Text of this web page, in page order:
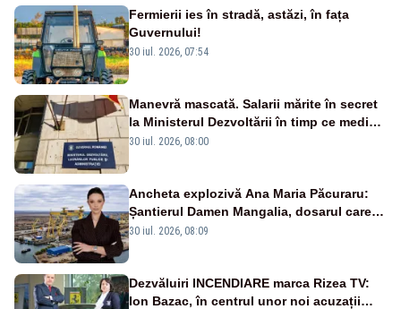
Fermierii ies în stradă, astăzi, în fața
Guvernului!
30 iul. 2026, 07:54
Manevră mascată. Salarii mărite în secret
la Ministerul Dezvoltării în timp ce medicii
ies în stradă
30 iul. 2026, 08:00
Ancheta explozivă Ana Maria Păcuraru:
Șantierul Damen Mangalia, dosarul care
scufundă apărarea României
30 iul. 2026, 08:09
Dezvăluiri INCENDIARE marca Rizea TV:
Ion Bazac, în centrul unor noi acuzații